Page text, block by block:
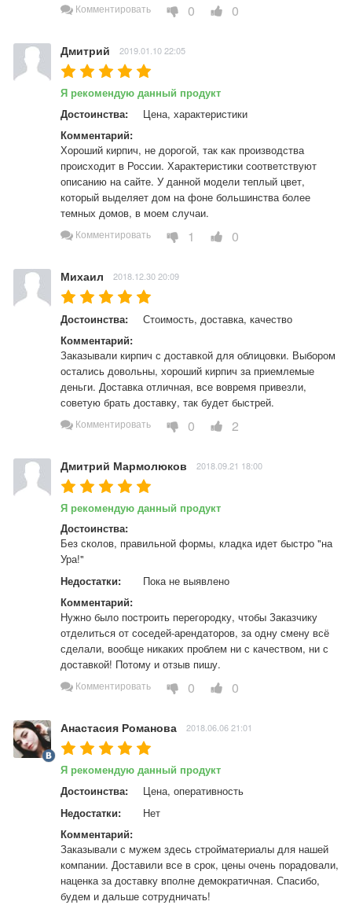
Комментировать 0 0
Дмитрий 2019.01.10 22:05
Я рекомендую данный продукт
Достоинства:
Цена, характеристики
Комментарий:
Хороший кирпич, не дорогой, так как производства
происходит в России. Характеристики соответствуют
описанию на сайте. У данной модели теплый цвет,
который выделяет дом на фоне большинства более
темных домов, в моем случаи.
Комментировать 1 0
Михаил 2018.12.30 20:09
Достоинства:
Стоимость, доставка, качество
Комментарий:
Заказывали кирпич с доставкой для облицовки. Выбором
остались довольны, хороший кирпич за приемлемые
деньги. Доставка отличная, все вовремя привезли,
советую брать доставку, так будет быстрей.
Комментировать 0 2
Дмитрий Мармолюков 2018.09.21 18:00
Я рекомендую данный продукт
Достоинства:
Без сколов, правильной формы, кладка идет быстро "на
Ура!"
Недостатки:
Пока не выявлено
Комментарий:
Нужно было построить перегородку, чтобы Заказчику
отделиться от соседей-арендаторов, за одну смену всё
сделали, вообще никаких проблем ни с качеством, ни с
доставкой! Потому и отзыв пишу.
Комментировать 0 0
Анастасия Романова 2018.06.06 21:01
Я рекомендую данный продукт
Достоинства:
Цена, оперативность
Недостатки:
Нет
Комментарий:
Заказывали с мужем здесь стройматериалы для нашей
компании. Доставили все в срок, цены очень порадовали,
наценка за доставку вполне демократичная. Спасибо,
будем и дальше сотрудничать!